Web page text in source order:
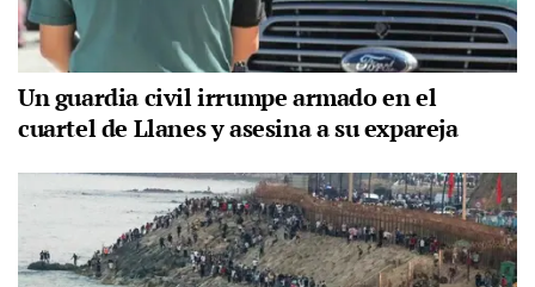
Un guardia civil irrumpe armado en el
cuartel de Llanes y asesina a su expareja